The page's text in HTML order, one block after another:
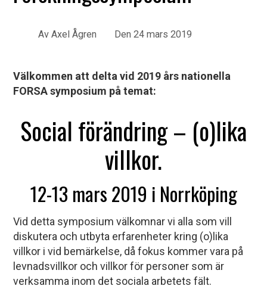
AvAxel Ågren Den24 mars 2019
Välkommen att delta vid 2019 års nationella
FORSA symposium på temat:
Social förändring – (o)lika
villkor.
12-13 mars 2019 i Norrköping
Vid detta symposium välkomnar vi alla som vill
diskutera och utbyta erfarenheter kring (o)lika
villkor i vid bemärkelse, då fokus kommer vara på
levnadsvillkor och villkor för personer som är
verksamma inom det sociala arbetets fält.